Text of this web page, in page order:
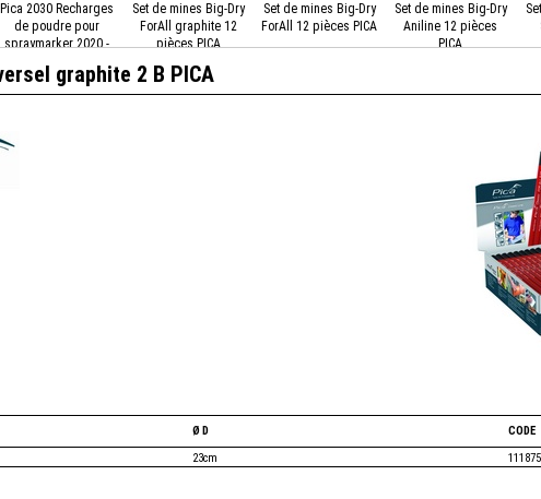
Pica 2030 Recharges
de poudre pour
spraymarker 2020 -
Set de mines Big-Dry
ForAll graphite 12
pièces PICA
Set de mines Big-Dry
ForAll 12 pièces PICA
Set de mines Big-Dry
Aniline 12 pièces
PICA